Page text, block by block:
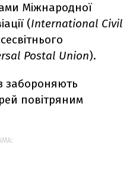
Міжнародної
(International Civil
Postal Union).
забороняють
повітряним